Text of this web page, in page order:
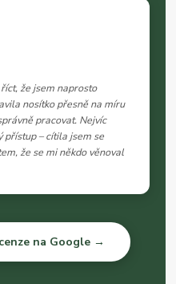
že jsem naprosto
nosítko přesně na míru
pracovat. Nejvíc
přístup – cítila jsem se
že se mi někdo věnoval
na Google →